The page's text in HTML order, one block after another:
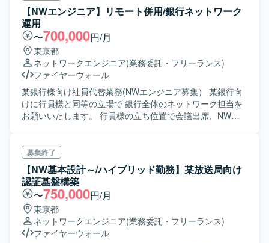
【NWエンジニア】リモート併用/銀行ネットワーク
運用
〜700,000円/月
東京都
ネットワークエンジニア(業務委託・フリーランス)
ファイヤーウォール
某銀行様向け社員代替業務(NWエンジニア募集） 某銀行向
けに行員様と同等の立場で 銀行全体のネットワーク担当を
お願いいたします。 行員様の立ち位置で会議出席、NWベ
為、直接の設計構築は発生しませんが、 豊富なNW知見が
求められるポジションでございます。 環境：Paloalt、
Fortigate、Juniper、Cisco、A10、Citrix、
Alaxala、Extreme 等
募集終了
【NW基本設計～/ハイブリッド勤務】某放送局向け
認証基盤構築
〜750,000円/月
東京都
ネットワークエンジニア(業務委託・フリーランス)
ファイヤーウォール